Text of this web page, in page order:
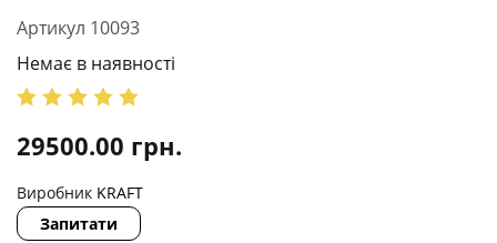
Артикул 10093
Немає в наявності
29500.00 грн.
Виробник KRAFT
Запитати